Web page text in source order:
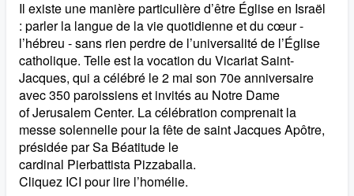
Il existe une manière particulière d’être Église en Israël
: parler la langue de la vie quotidienne et du cœur -
l’hébreu - sans rien perdre de l’universalité de l’Église
catholique. Telle est la vocation du Vicariat Saint-
Jacques, qui a célébré le 2 mai son 70e anniversaire
avec 350 paroissiens et invités au Notre Dame
of Jerusalem Center. La célébration comprenait la
messe solennelle pour la fête de saint Jacques Apôtre,
présidée par Sa Béatitude le
cardinal Pierbattista Pizzaballa.
Cliquez ICI pour lire l’homélie.